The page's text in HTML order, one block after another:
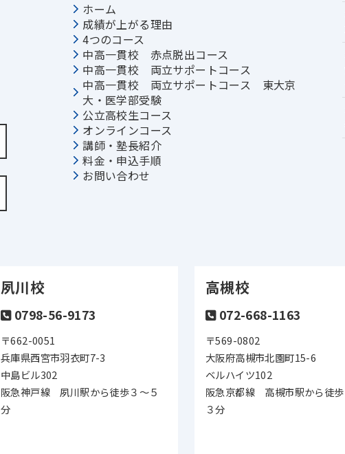
ホーム
成績が上がる理由
4つのコース
中高一貫校 赤点脱出コース
中高一貫校 両立サポートコース
中高一貫校 両立サポートコース 東大京
大・医学部受験
公立高校生コース
オンラインコース
講師・塾長紹介
料金・申込手順
お問い合わせ
夙川校
0798-56-9173
〒662-0051
兵庫県西宮市羽衣町7-3
中島ビル302
阪急神戸線 夙川駅から徒歩３～５
分
高槻校
072-668-1163
〒569-0802
大阪府高槻市北園町15-6
ベルハイツ102
阪急京都線 高槻市駅から徒
３分